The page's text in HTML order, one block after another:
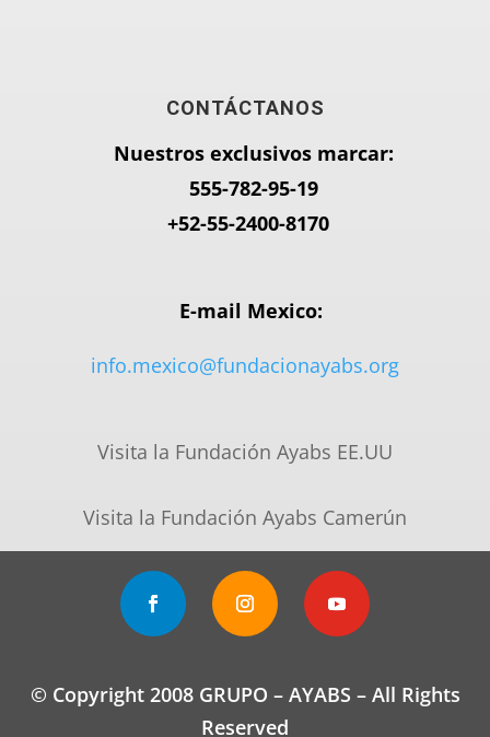
CONTÁCTANOS
Nuestros exclusivos marcar:
555-782-95-19
+52-55-2400-8170
E-mail Mexico:
info.mexico@fundacionayabs.org
Visita la Fundación Ayabs EE.UU
Visita la Fundación Ayabs Camerún
© Copyright 2008 GRUPO – AYABS – All Rights
Reserved